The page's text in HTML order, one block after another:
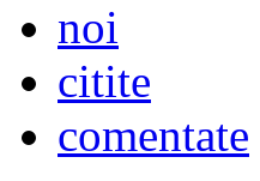
noi
citite
comentate